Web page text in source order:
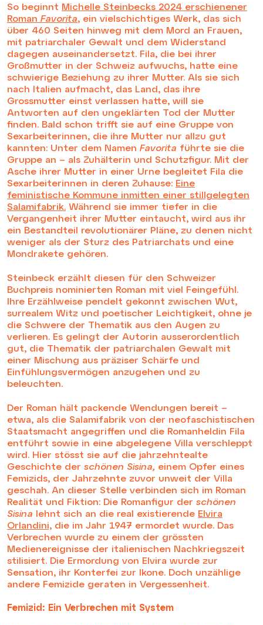
So beginnt Michelle Steinbecks 2024 erschienener
Roman Favorita, ein vielschichtiges Werk, das sich
über 460 Seiten hinweg mit dem Mord an Frauen,
mit patriarchaler Gewalt und dem Widerstand
dagegen auseinandersetzt. Fila, die bei ihrer
Großmutter in der Schweiz aufwuchs, hatte eine
schwierige Beziehung zu ihrer Mutter. Als sie sich
nach Italien aufmacht, das Land, das ihre
Grossmutter einst verlassen hatte, will sie
Antworten auf den ungeklärten Tod der Mutter
finden. Bald schon trifft sie auf eine Gruppe von
Sexarbeiterinnen, die ihre Mutter nur allzu gut
kannten: Unter dem Namen Favorita führte sie die
Gruppe an – als Zuhälterin und Schutzfigur. Mit der
Asche ihrer Mutter in einer Urne begleitet Fila die
Sexarbeiterinnen in deren Zuhause: Eine
feministische Kommune inmitten einer stillgelegten
Salamifabrik. Während sie immer tiefer in die
Vergangenheit ihrer Mutter eintaucht, wird aus ihr
ein Bestandteil revolutionärer Pläne, zu denen nicht
weniger als der Sturz des Patriarchats und eine
Mondrakete gehören.
Steinbeck erzählt diesen für den Schweizer
Buchpreis nominierten Roman mit viel Feingefühl.
Ihre Erzählweise pendelt gekonnt zwischen Wut,
surrealem Witz und poetischer Leichtigkeit, ohne je
die Schwere der Thematik aus den Augen zu
verlieren. Es gelingt der Autorin ausserordentlich
gut, die Thematik der patriarchalen Gewalt mit
einer Mischung aus präziser Schärfe und
Einfühlungsvermögen anzugehen und zu
beleuchten.
Der Roman hält packende Wendungen bereit –
etwa, als die Salamifabrik von der neofaschistischen
Staatsmacht angegriffen und die Romanheldin Fila
entführt sowie in eine abgelegene Villa verschleppt
wird. Hier stösst sie auf die jahrzehntealte
Geschichte der schönen Sisina, einem Opfer eines
Femizids, der Jahrzehnte zuvor unweit der Villa
geschah. An dieser Stelle verbinden sich im Roman
Realität und Fiktion: Die Romanfigur der schönen
Sisina lehnt sich an die real existierende Elvira
Orlandini, die im Jahr 1947 ermordet wurde. Das
Verbrechen wurde zu einem der grössten
Medienereignisse der italienischen Nachkriegszeit
stilisiert. Die Ermordung von Elvira wurde zur
Sensation, ihr Konterfei zur Ikone. Doch unzählige
andere Femizide geraten in Vergessenheit.
Femizid: Ein Verbrechen mit System